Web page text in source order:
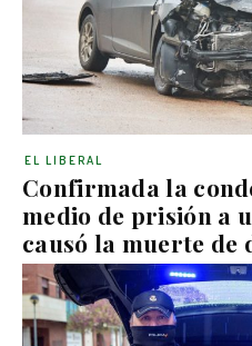
Confirmada la
medio de prisión a
causó la muerte de
EL LIBERAL